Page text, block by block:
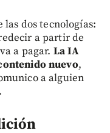
dos tecnologías:
a partir de
a pagar. La IA
nuevo,
a alguien